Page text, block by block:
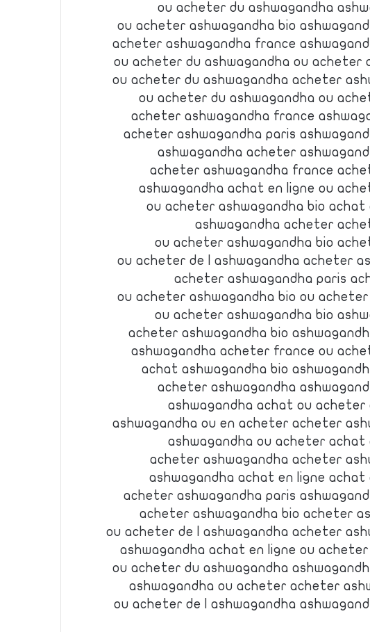
ou acheter du ashwagandha
ou acheter ashwagandha bio
acheter ashwagandha france
ou acheter du ashwagandha ou acheter
ou acheter du ashwagandha acheter
ou acheter du ashwagandha ou
acheter ashwagandha france
acheter ashwagandha paris
ashwagandha acheter
acheter ashwagandha france
ashwagandha achat en ligne ou
ou acheter ashwagandha bio achat
ashwagandha acheter
ou acheter ashwagandha bio
ou acheter de l ashwagandha acheter
acheter ashwagandha paris
ou acheter ashwagandha bio ou acheter
ou acheter ashwagandha bio
acheter ashwagandha bio
ashwagandha acheter france ou
achat ashwagandha bio
acheter ashwagandha
ashwagandha achat ou acheter
ashwagandha ou en acheter acheter
ashwagandha ou acheter achat
acheter ashwagandha acheter
ashwagandha achat en ligne achat
acheter ashwagandha paris
acheter ashwagandha bio acheter
ou acheter de l ashwagandha acheter
ashwagandha achat en ligne ou
ou acheter du ashwagandha
ashwagandha ou acheter acheter
ou acheter de l ashwagandha